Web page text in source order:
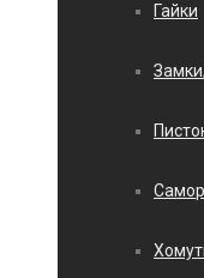
Гайки